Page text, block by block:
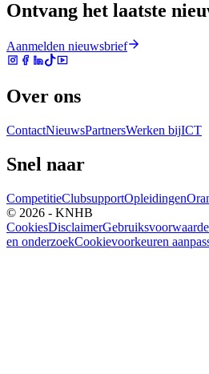
Ontvang het laatste
Aanmelden nieuwsbrief
Over ons
ContactNieuwsPartnersWerken bijICT
Snel naar
CompetitieClubsupportOpleidingen
© 2026 - KNHB
CookiesDisclaimer
en onderzoekCookievoorkeuren